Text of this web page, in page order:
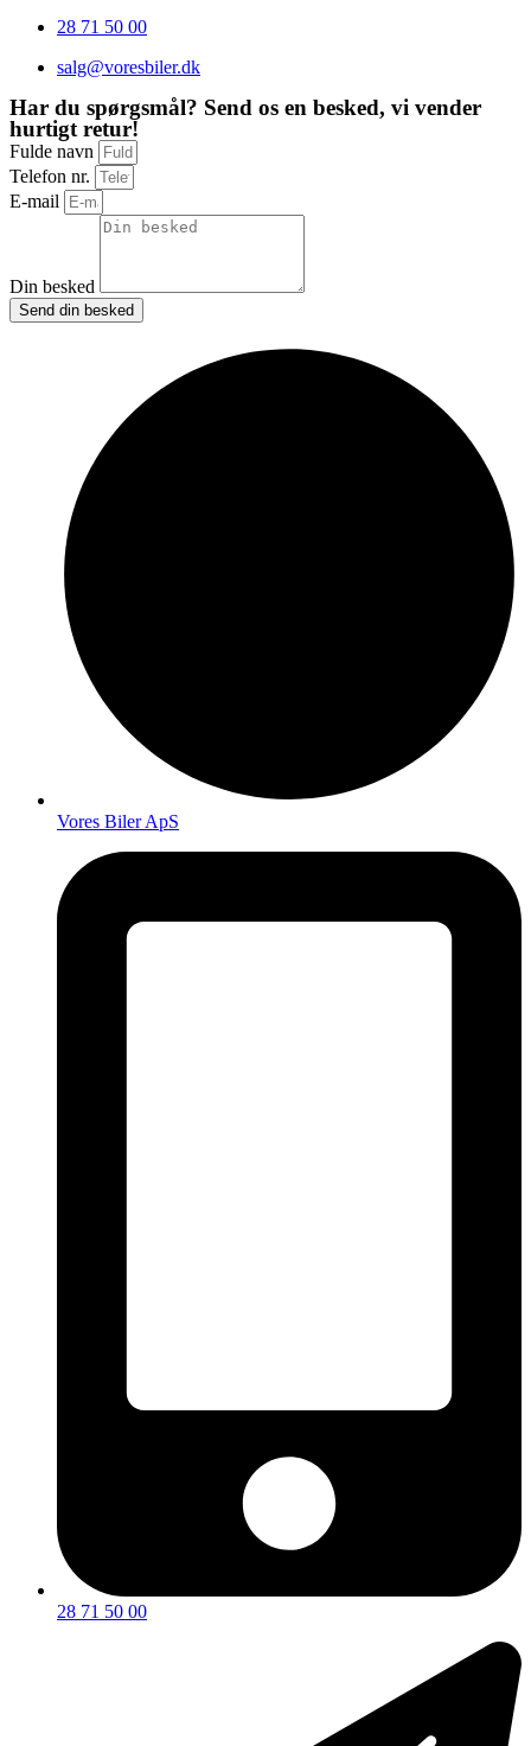
28 71 50 00
salg@voresbiler.dk
Har du spørgsmål? Send os en besked, vi vender
hurtigt retur!
Fulde navn
Telefon nr.
E-mail
Din besked
Send din besked
Vores Biler ApS
28 71 50 00